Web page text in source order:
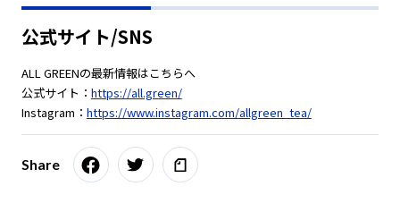
公式サイト/SNS
ALL GREENの最新情報はこちらへ
公式サイト： https://all.green/
Instagram： https://www.instagram.com/allgreen_tea/
Share